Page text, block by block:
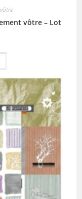
vôtre – Lot